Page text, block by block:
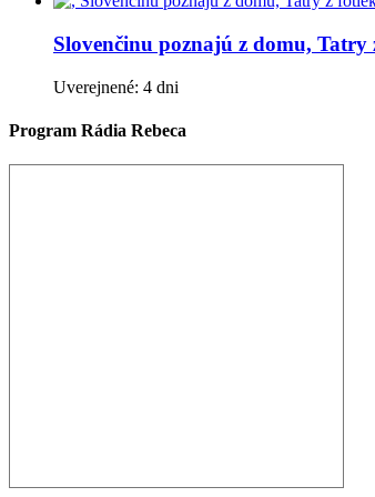
Slovenčinu poznajú z domu,
Uverejnené: 4 dni
Program Rádia Rebeca